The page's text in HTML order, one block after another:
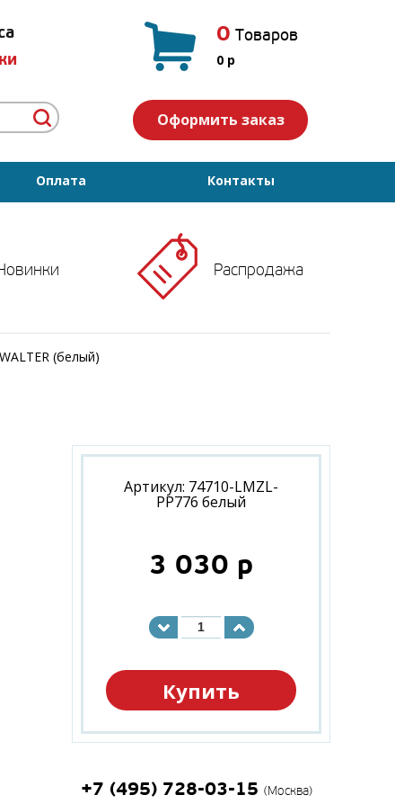
0 Товаров
0 p
Оформить заказ
Оплата Контакты
Распродажа
(белый)
Артикул: 74710-LMZL-
PP776 белый
3 030 p
Купить
+7 (495) 728-03-15 (Москва)